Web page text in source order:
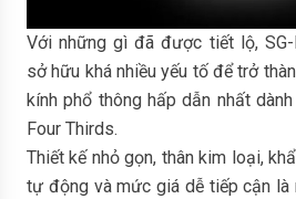
Với những gì đã được tiết lộ,
sở hữu khá nhiều yếu tố để trở
kính phổ thông hấp dẫn nhất
Four Thirds.
Thiết kế nhỏ gọn, thân kim loại,
tự động và mức giá dễ tiếp cận